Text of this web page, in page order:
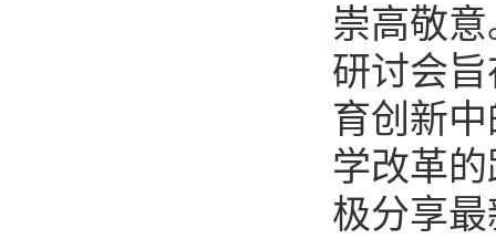
崇高敬
研讨会
育创新
学改革
极分享